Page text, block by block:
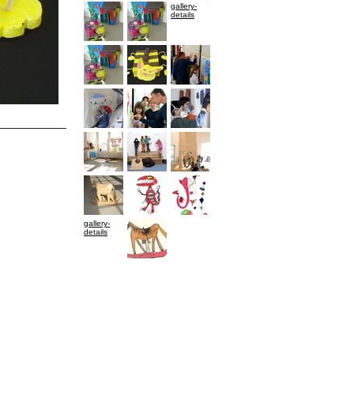
gallery-
details
gallery-
details